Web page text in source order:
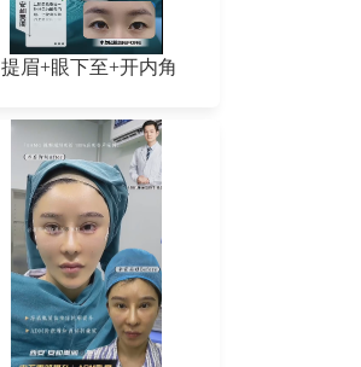
提眉+眼下至+开内角